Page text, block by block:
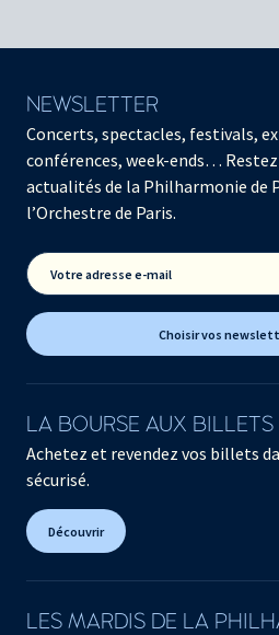
NEWSLETTER
Concerts, spectacles, festivals,
conférences, week-ends…
actualités de la Philharmonie de
l’Orchestre de Paris.
Votre adresse e-mail
Choisir vos
LA BOURSE AUX BILLETS
Achetez et revendez vos billets
sécurisé.
Découvrir
LES MARDIS DE LA